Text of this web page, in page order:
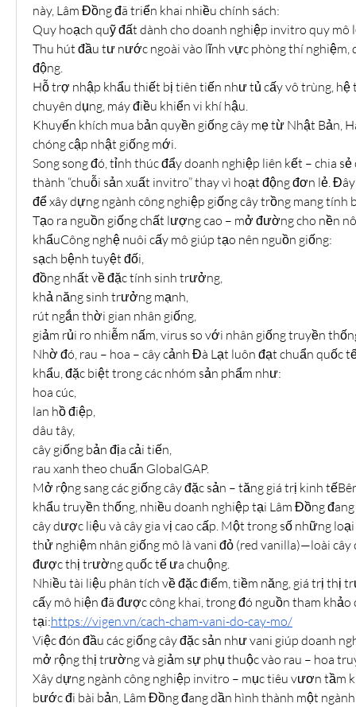
này, Lâm Đồng đã triển khai nhiều chính sách:
Quy hoạch quỹ đất dành cho doanh nghiệp invitro quy mô
Thu hút đầu tư nước ngoài vào lĩnh vực phòng thí
động.
Hỗ trợ nhập khẩu thiết bị tiên tiến như tủ cấy vô trùng, hệ
chuyên dụng, máy điều khiển vi khí hậu.
Khuyến khích mua bản quyền giống cây mẹ từ Nhật Bản,
chóng cập nhật giống mới.
Song song đó, tỉnh thúc đẩy doanh nghiệp liên kết – chia
thành “chuỗi sản xuất invitro” thay vì hoạt động đơn lẻ.
để xây dựng ngành công nghiệp giống cây trồng mang tính
Tạo ra nguồn giống chất lượng cao – mở đường cho nền
khẩuCông nghệ nuôi cấy mô giúp tạo nên nguồn giống:
sạch bệnh tuyệt đối,
đồng nhất về đặc tính sinh trưởng,
khả năng sinh trưởng mạnh,
rút ngắn thời gian nhân giống,
giảm rủi ro nhiễm nấm, virus so với nhân giống truyền
Nhờ đó, rau – hoa – cây cảnh Đà Lạt luôn đạt chuẩn quốc
khẩu, đặc biệt trong các nhóm sản phẩm như:
hoa cúc,
lan hồ điệp,
dâu tây,
cây giống bản địa cải tiến,
rau xanh theo chuẩn GlobalGAP.
Mở rộng sang các giống cây đặc sản – tăng giá trị kinh
khẩu truyền thống, nhiều doanh nghiệp tại Lâm Đồng
cây dược liệu và cây gia vị cao cấp. Một trong số những
thử nghiệm nhân giống mô là vani đỏ (red vanilla)—loài cây
được thị trường quốc tế ưa chuộng.
Nhiều tài liệu phân tích về đặc điểm, tiềm năng, giá trị thị
cấy mô hiện đã được công khai, trong đó nguồn tham khảo
tại:https://vigen.vn/cach-cham-vani-do-cay-mo/
Việc đón đầu các giống cây đặc sản như vani giúp doanh
mở rộng thị trường và giảm sự phụ thuộc vào rau – hoa
Xây dựng ngành công nghiệp invitro – mục tiêu vươn tầm
bước đi bài bản, Lâm Đồng đang dần hình thành một